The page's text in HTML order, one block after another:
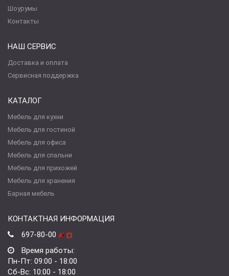
Шоурумы
Контакты
НАШ СЕРВИС
Доставка и оплата
Сервисная поддержка
КАТАЛОГ
Мебель для кухни
Мебель для гостиной
Мебель для офиса
Мебель для спальни
Мебель для прихожей
Мебель для хранения
Барная мебель
КОНТАКТНАЯ ИНФОРМАЦИЯ
697-80-00
Время работы:
Пн-Пт: 09:00 - 18:00
Сб-Вс: 10:00 - 18:00